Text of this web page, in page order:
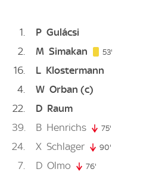
1 P Gulácsi
2
M Simakan 53'
16 L Klostermann
4
W Orban (c)
22
D Raum
39
B Henrichs 75'
24 X Schlager 90'
7 D Olmo 76'